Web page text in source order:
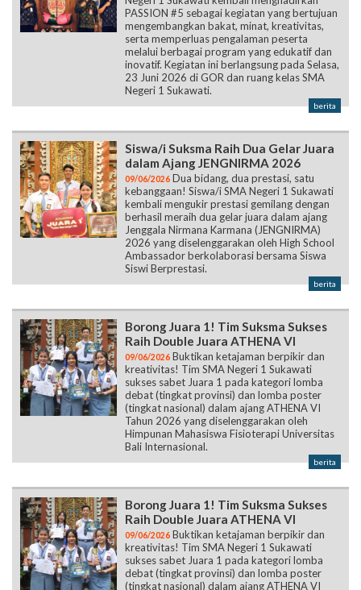
PASSION #5 sebagai kegiatan yang bertujuan
mengembangkan bakat, minat, kreativitas,
serta memperluas pengalaman peserta
melalui berbagai program yang edukatif dan
inovatif. Kegiatan ini berlangsung pada Selasa,
23 Juni 2026 di GOR dan ruang kelas SMA
Negeri 1 Sukawati.
berita
Siswa/i Suksma Raih Dua Gelar Juara
dalam Ajang JENGNIRMA 2026
09/06/2026 Dua bidang, dua prestasi, satu
kebanggaan! Siswa/i SMA Negeri 1 Sukawati
kembali mengukir prestasi gemilang dengan
berhasil meraih dua gelar juara dalam ajang
Jenggala Nirmana Karmana (JENGNIRMA)
2026 yang diselenggarakan oleh High School
Ambassador berkolaborasi bersama Siswa
Siswi Berprestasi.
berita
Borong Juara 1! Tim Suksma Sukses
Raih Double Juara ATHENA VI
09/06/2026 Buktikan ketajaman berpikir dan
kreativitas! Tim SMA Negeri 1 Sukawati
sukses sabet Juara 1 pada kategori lomba
debat (tingkat provinsi) dan lomba poster
(tingkat nasional) dalam ajang ATHENA VI
Tahun 2026 yang diselenggarakan oleh
Himpunan Mahasiswa Fisioterapi Universitas
Bali Internasional.
berita
Borong Juara 1! Tim Suksma Sukses
Raih Double Juara ATHENA VI
09/06/2026 Buktikan ketajaman berpikir dan
kreativitas! Tim SMA Negeri 1 Sukawati
sukses sabet Juara 1 pada kategori lomba
debat (tingkat provinsi) dan lomba poster
(tingkat nasional) dalam ajang ATHENA VI